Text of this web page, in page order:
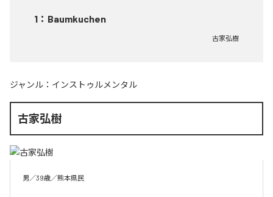
1 ： Baumkuchen
古家弘樹
ジャンル： インストゥルメンタル
古家弘樹
男／39歳／熊本県民